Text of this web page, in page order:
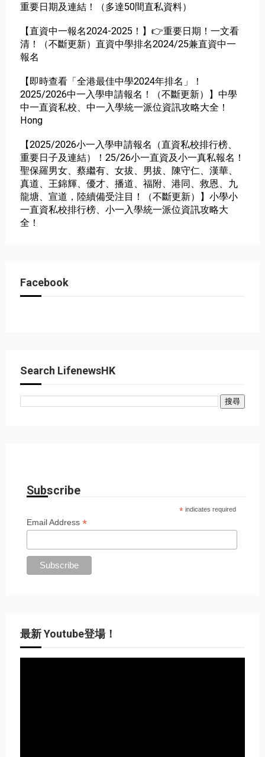
重要日期及連結！（多達50間直私資料）
【直資中一報名2024-2025！】👉重要日期！一文看
清！（不斷更新）直資中學排名2024/25兼直資中一
報名
【即時查看「全港最佳中學2024年排名」！
2025/2026中一入學申請報名！（不斷更新）】中學
中一直資私校、中一入學統一派位資訊攻略大全！
Hong
【2025/2026小一入學申請報名（直資私校排行榜、
重要日子及連結）！25/26小一直資及小一真私報名！
聖保羅男女、蔡繼有、女拔、男拔、陳守仁、漢華、
真道、王錦輝、優才、播道、福附、港同、救恩、九
龍塘、宣道，陸續備受注目！（不斷更新）】小學小
一直資私校排行榜、小一入學統一派位資訊攻略大
全！
Facebook
Search LifenewsHK
Subscribe
* indicates required
Email Address*
最新 Youtube登場！